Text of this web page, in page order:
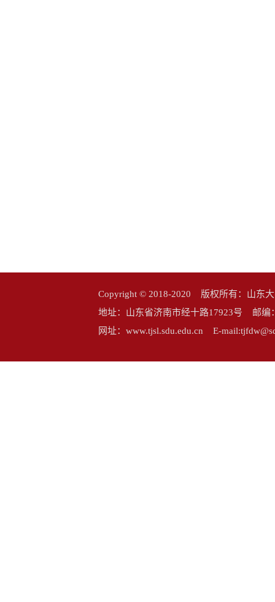
Copyright © 2018-2020 版权所有：山东
地址：山东省济南市经十路17923号 邮
网址：www.tjsl.sdu.edu.cn E-